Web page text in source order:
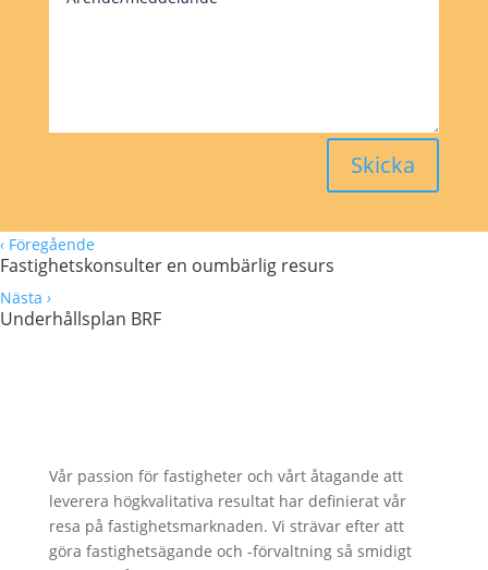
Skicka
‹ Föregående
Fastighetskonsulter en oumbärlig resurs
Nästa ›
Underhållsplan BRF
Vår passion för fastigheter och vårt åtagande att
leverera högkvalitativa resultat har definierat vår
resa på fastighetsmarknaden. Vi strävar efter att
göra fastighetsägande och -förvaltning så smidigt